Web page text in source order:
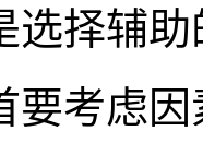
选择辅
要考虑